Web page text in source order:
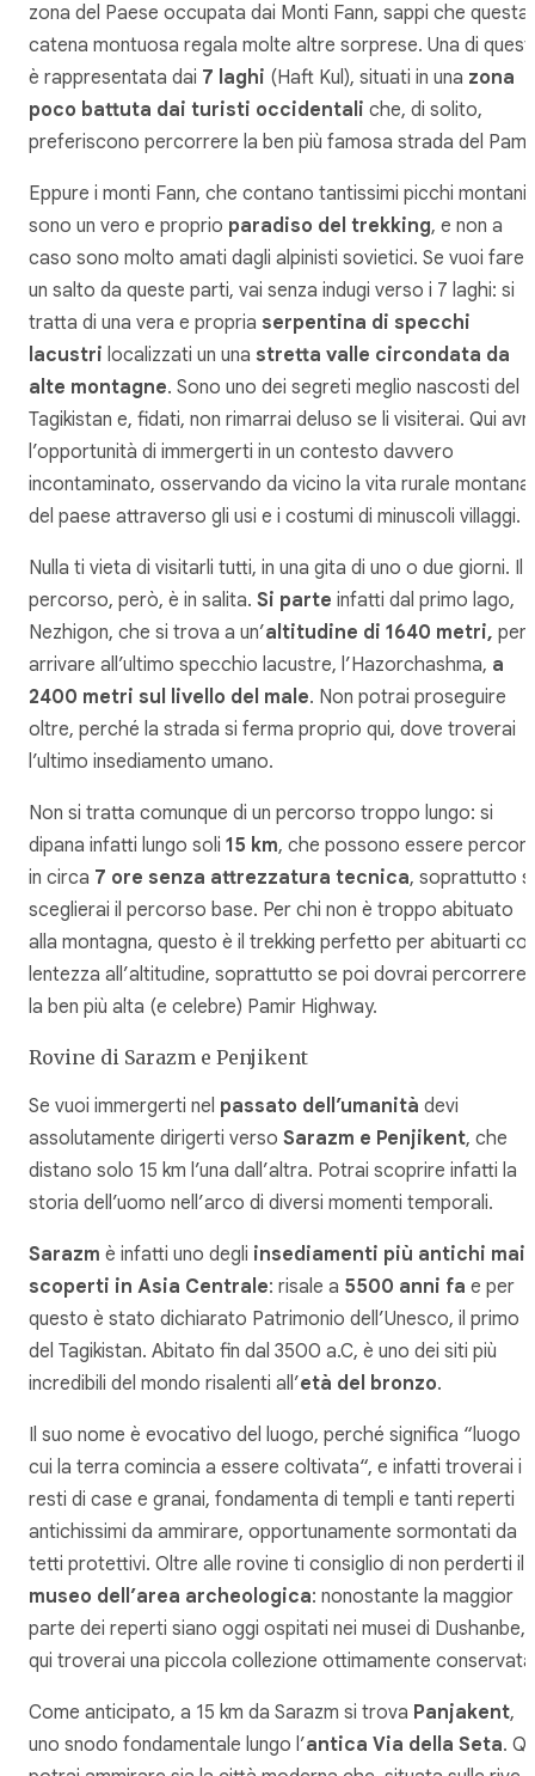
zona del Paese occupata dai Monti Fann, sappi che questa
catena montuosa regala molte altre sorprese. Una di
è rappresentata dai 7 laghi (Haft Kul), situati in una zona
poco battuta dai turisti occidentali che, di solito,
preferiscono percorrere la ben più famosa strada del
Eppure i monti Fann, che contano tantissimi picchi montani,
sono un vero e proprio paradiso del trekking, e non a
caso sono molto amati dagli alpinisti sovietici. Se vuoi fare
un salto da queste parti, vai senza indugi verso i 7 laghi: si
tratta di una vera e propria serpentina di specchi
lacustri localizzati un una stretta valle circondata da
alte montagne. Sono uno dei segreti meglio nascosti del
Tagikistan e, fidati, non rimarrai deluso se li visiterai. Qui
l’opportunità di immergerti in un contesto davvero
incontaminato, osservando da vicino la vita rurale montana
del paese attraverso gli usi e i costumi di minuscoli villaggi.
Nulla ti vieta di visitarli tutti, in una gita di uno o due giorni. Il
percorso, però, è in salita. Si parte infatti dal primo lago,
Nezhigon, che si trova a un’altitudine di 1640 metri, per
arrivare all’ultimo specchio lacustre, l’Hazorchashma, a
2400 metri sul livello del male. Non potrai proseguire
oltre, perché la strada si ferma proprio qui, dove troverai
l’ultimo insediamento umano.
Non si tratta comunque di un percorso troppo lungo: si
dipana infatti lungo soli 15 km, che possono essere
in circa 7 ore senza attrezzatura tecnica, soprattutto
sceglierai il percorso base. Per chi non è troppo abituato
alla montagna, questo è il trekking perfetto per abituarti
lentezza all’altitudine, soprattutto se poi dovrai percorrere
la ben più alta (e celebre) Pamir Highway.
Rovine di Sarazm e Penjikent
Se vuoi immergerti nel passato dell’umanità devi
assolutamente dirigerti verso Sarazm e Penjikent, che
distano solo 15 km l’una dall’altra. Potrai scoprire infatti la
storia dell’uomo nell’arco di diversi momenti temporali.
Sarazm è infatti uno degli insediamenti più antichi mai
scoperti in Asia Centrale: risale a 5500 anni fa e per
questo è stato dichiarato Patrimonio dell’Unesco, il primo
del Tagikistan. Abitato fin dal 3500 a.C, è uno dei siti più
incredibili del mondo risalenti all’età del bronzo.
Il suo nome è evocativo del luogo, perché significa “luogo
cui la terra comincia a essere coltivata“, e infatti troverai i
resti di case e granai, fondamenta di templi e tanti reperti
antichissimi da ammirare, opportunamente sormontati da
tetti protettivi. Oltre alle rovine ti consiglio di non perderti il
museo dell’area archeologica: nonostante la maggior
parte dei reperti siano oggi ospitati nei musei di Dushanbe,
qui troverai una piccola collezione ottimamente
Come anticipato, a 15 km da Sarazm si trova Panjakent,
uno snodo fondamentale lungo l’antica Via della Seta.